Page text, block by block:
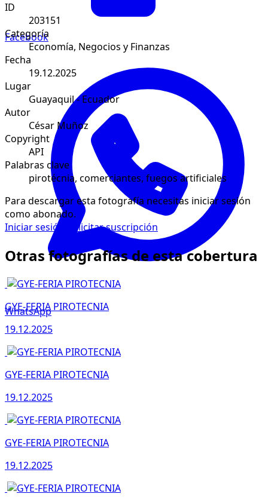
Facebook
WhatsApp
ID
203151
Categoría
Economía, Negocios y Finanzas
Fecha
19.12.2025
Lugar
Guayaquil - Ecuador
Autor
César Muñoz
Copyright
API
Palabras clave
pirotécnia, comerciantes, fuegos artificiales
Para descargar esta fotografía necesitas iniciar sesión
como abonado.
Iniciar sesión
Solicitar suscripción
Otras fotografías de esta cobertura
GYE-FERIA PIROTECNIA
19.12.2025
GYE-FERIA PIROTECNIA
19.12.2025
GYE-FERIA PIROTECNIA
19.12.2025